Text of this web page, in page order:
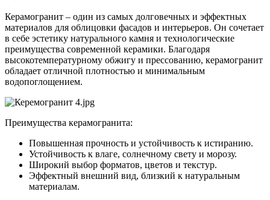
Керамогранит – один из самых долговечных и эффектных
материалов для облицовки фасадов и интерьеров. Он сочетает
в себе эстетику натурального камня и технологические
преимущества современной керамики. Благодаря
высокотемпературному обжигу и прессованию, керамогранит
обладает отличной плотностью и минимальным
водопоглощением.
Преимущества керамогранита:
Повышенная прочность и устойчивость к истиранию.
Устойчивость к влаге, солнечному свету и морозу.
Широкий выбор форматов, цветов и текстур.
Эффектный внешний вид, близкий к натуральным
материалам.